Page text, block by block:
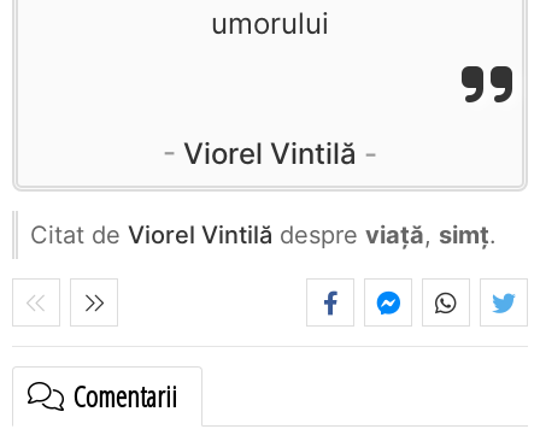
umorului
Viorel Vintilă
Citat de Viorel Vintilă despre viață, simț.
Comentarii